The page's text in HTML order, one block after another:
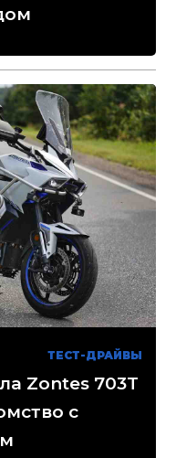
ТЕСТ-ДРАЙВЫ
Zontes 703T
с